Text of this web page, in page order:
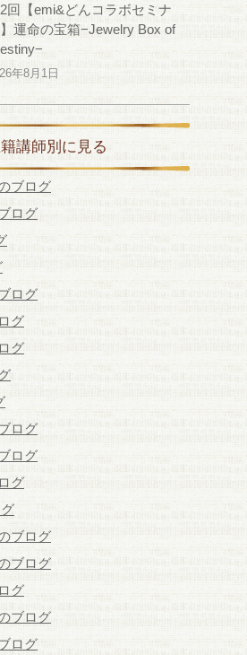
回【emi&どんコラボセミナ
運命の宝箱−Jewelry Box of
年8月1日
講師別に見る
ブログ
ログ
ログ
グ
グ
ログ
ログ
グ
ブログ
ブログ
グ
ブログ
ログ